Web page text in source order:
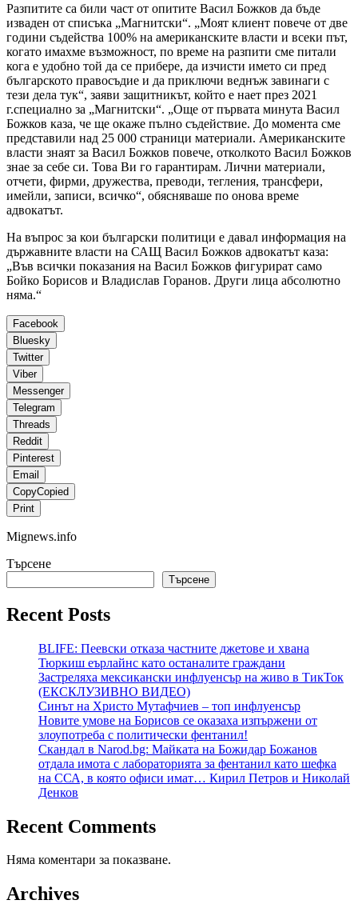
Разпитите са били част от опитите Васил Божков да бъде
изваден от списъка „Магнитски“. „Моят клиент повече от две
години съдейства 100% на американските власти и всеки път,
когато имахме възможност, по време на разпити сме питали
кога е удобно той да се прибере, да изчисти името си пред
българското правосъдие и да приключи веднъж завинаги с
тези дела тук“, заяви защитникът, който е нает през 2021
г.специално за „Магнитски“. „Още от първата минута Васил
Божков каза, че ще окаже пълно съдействие. До момента сме
представили над 25 000 страници материали. Американските
власти знаят за Васил Божков повече, отколкото Васил Божков
знае за себе си. Това Ви го гарантирам. Лични материали,
отчети, фирми, дружества, преводи, тегления, трансфери,
имейли, записи, всичко“, обясняваше по онова време
адвокатът.
На въпрос за кои български политици е давал информация на
държавните власти на САЩ Васил Божков адвокатът каза:
„Във всички показания на Васил Божков фигурират само
Бойко Борисов и Владислав Горанов. Други лица абсолютно
няма.“
Facebook
Bluesky
Twitter
Viber
Messenger
Telegram
Threads
Reddit
Pinterest
Email
CopyCopied
Print
Mignews.info
Търсене
Търсене
Recent Posts
BLIFE: Пеевски отказа частните джетове и хвана
Тюркиш еърлайнс като останалите граждани
Застреляха мексикански инфлуенсър на живо в ТикТок
(ЕКСКЛУЗИВНО ВИДЕО)
Синът на Христо Мутафчиев – топ инфлуенсър
Новите умове на Борисов се оказаха изпържени от
злоупотреба с политически фентанил!
Скандал в Narod.bg: Майката на Божидар Божанов
отдала имота с лабораторията за фентанил като шефка
на ССА, в която офиси имат… Кирил Петров и Николай
Денков
Recent Comments
Няма коментари за показване.
Archives